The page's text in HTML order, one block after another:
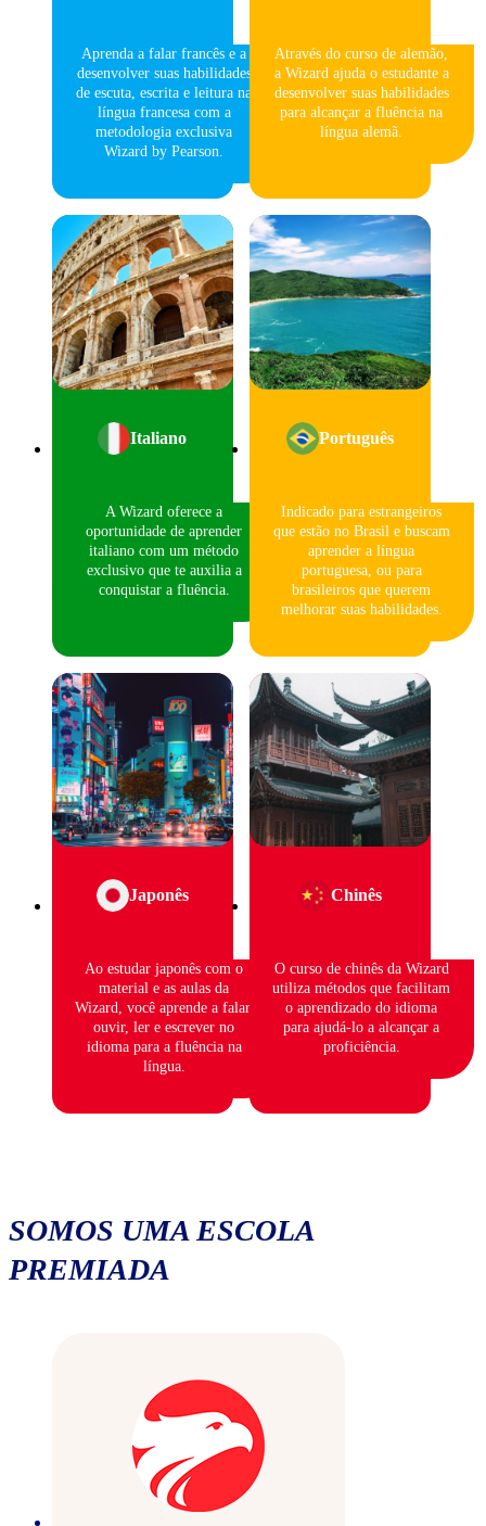
Aprenda a falar francês e a
desenvolver suas habilidades
de escuta, escrita e leitura na
língua francesa com a
metodologia exclusiva
Wizard by Pearson.
Através do curso de alemão,
a Wizard ajuda o estudante a
desenvolver suas habilidades
para alcançar a fluência na
língua alemã.
Italiano
A Wizard oferece a
oportunidade de aprender
italiano com um método
exclusivo que te auxilia a
conquistar a fluência.
Português
Indicado para estrangeiros
que estão no Brasil e buscam
aprender a língua
portuguesa, ou para
brasileiros que querem
melhorar suas habilidades.
Japonês
Ao estudar japonês com o
material e as aulas da
Wizard, você aprende a falar,
ouvir, ler e escrever no
idioma para a fluência na
língua.
Chinês
O curso de chinês da Wizard
utiliza métodos que facilitam
o aprendizado do idioma
para ajudá-lo a alcançar a
proficiência.
SOMOS UMA ESCOLA
PREMIADA